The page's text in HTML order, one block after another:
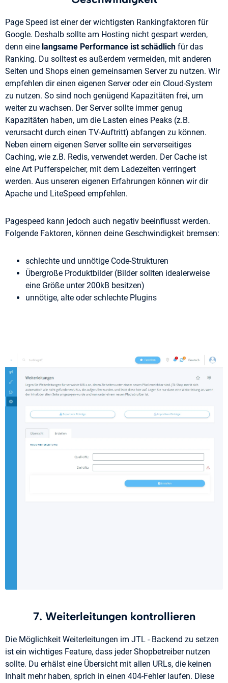
Page Speed ist einer der wichtigsten Rankingfaktoren für
Google. Deshalb sollte am Hosting nicht gespart werden,
denn eine langsame Performance ist schädlich für das
Ranking. Du solltest es außerdem vermeiden, mit anderen
Seiten und Shops einen gemeinsamen Server zu nutzen. Wir
empfehlen dir einen eigenen Server oder ein Cloud-System
zu nutzen. So sind noch genügend Kapazitäten frei, um
weiter zu wachsen. Der Server sollte immer genug
Kapazitäten haben, um die Lasten eines Peaks (z.B.
verursacht durch einen TV-Auftritt) abfangen zu können.
Neben einem eigenen Server sollte ein serverseitiges
Caching, wie z.B. Redis, verwendet werden. Der Cache ist
eine Art Pufferspeicher, mit dem Ladezeiten verringert
werden. Aus unseren eigenen Erfahrungen können wir dir
Apache und LiteSpeed empfehlen.
Pagespeed kann jedoch auch negativ beeinflusst werden.
Folgende Faktoren, können deine Geschwindigkeit bremsen:
schlechte und unnötige Code-Strukturen
Übergroße Produktbilder (Bilder sollten idealerweise
eine Größe unter 200kB besitzen)
unnötige, alte oder schlechte Plugins
7. Weiterleitungen kontrollieren
Die Möglichkeit Weiterleitungen im JTL - Backend zu setzen
ist ein wichtiges Feature, dass jeder Shopbetreiber nutzen
sollte. Du erhälst eine Übersicht mit allen URLs, die keinen
Inhalt mehr haben, sprich in einen 404-Fehler laufen. Diese